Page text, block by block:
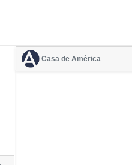
Casa de América